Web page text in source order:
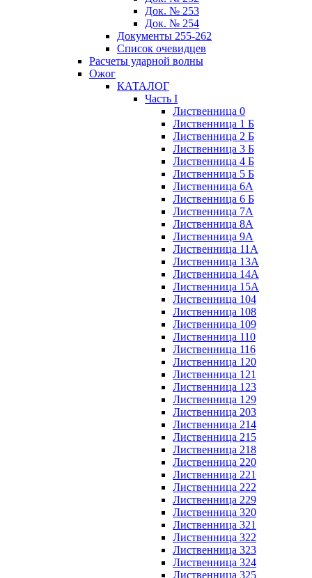
Док. № 253
Док. № 254
Документы 255-262
Список очевидцев
Расчеты ударной волны
Ожог
КАТАЛОГ
Часть I
Лиственница 0
Лиственница 1 Б
Лиственница 2 Б
Лиственница 3 Б
Лиственница 4 Б
Лиственница 5 Б
Лиственница 6А
Лиственница 6 Б
Лиственница 7А
Лиственница 8А
Лиственница 9А
Лиственница 11А
Лиственница 13А
Лиственница 14А
Лиственница 15А
Лиственница 104
Лиственница 108
Лиственница 109
Лиственница 110
Лиственница 116
Лиственница 120
Лиственница 121
Лиственница 123
Лиственница 129
Лиственница 203
Лиственница 214
Лиственница 215
Лиственница 218
Лиственница 220
Лиственница 221
Лиственница 222
Лиственница 229
Лиственница 320
Лиственница 321
Лиственница 322
Лиственница 323
Лиственница 324
Лиственница 325